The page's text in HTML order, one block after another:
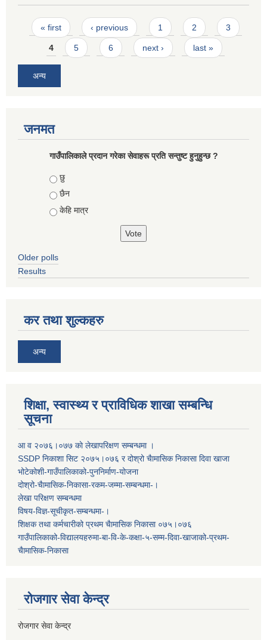
Pages
« first ‹ previous 1 2 3
4 5 6 next › last »
अन्य
जनमत
गाउँपालिकाले प्रदान गरेका सेवाहरू प्रति सन्तुष्ट हुनुहुन्छ ?
Choices
छु
छैन
केहि मात्र
Older polls
Results
कर तथा शुल्कहरु
अन्य
शिक्षा, स्वास्थ्य र प्राविधिक शाखा सम्बन्धि
सूचना
आ व २०७६।०७७ काे लेखापरिक्षण सम्बन्धमा ।
SSDP निकाशा सिट २०७५।०७६ र दोश्रो चैामासिक निकासा दिवा खाजा
भोटेकोशी-गाउँपालिकाको-पुननिर्माण-योजना
दोश्रो-चैामासिक-निकासा-रकम-जम्मा-सम्बन्धमा-।
लेखा परिक्षण सम्बन्धमा
विषय-विज्ञ-सूचीकृत-सम्बन्धमा-।
शिक्षक तथा कर्मचारीको प्रथम च‌ैामासिक निकासा ०७५।०७६
गाउँपालिकाको-विद्यालयहरुमा-बा-वि-के-कक्षा-५-सम्म-दिवा-खाजाको-प्रथम-
चैामासिक-निकासा
रोजगार सेवा केन्द्र
रोजगार सेवा केन्द्र